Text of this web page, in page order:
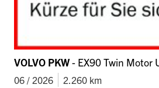
VOLVO PKW- EX90 Twin Motor
06 / 2026 2.260 km